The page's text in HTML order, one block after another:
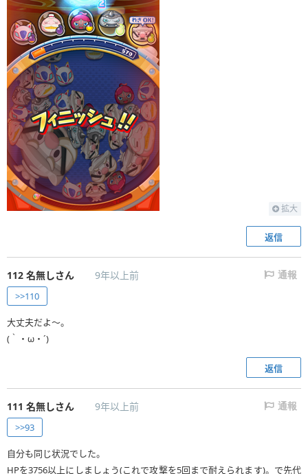
拡大
返信
112 名無しさん 9年以上前 通報
>>110
大丈夫だよ〜。
(｀・ω・´)
返信
111 名無しさん 9年以上前 通報
>>93
自分も同じ状況でした。
HPを3756以上にしましょう(これで攻撃を5回まで耐えられます)。で先代